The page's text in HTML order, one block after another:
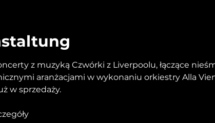
z muzyką Czwórki z Liverpoolu, łączące
aranżacjami w wykonaniu orkiestry Alla
w sprzedaży.
The Beatles Symfonicznie szczegóły